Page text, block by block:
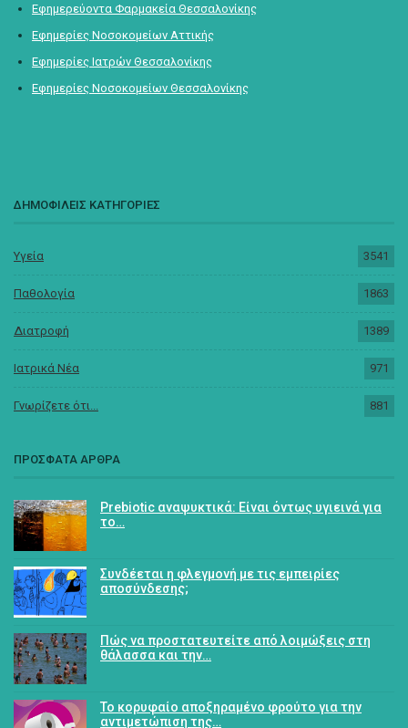
Εφημερεύοντα Φαρμακεία Θεσσαλονίκης
Εφημερίες Νοσοκομείων Αττικής
Εφημερίες Ιατρών Θεσσαλονίκης
Εφημερίες Νοσοκομείων Θεσσαλονίκης
ΔΗΜΟΦΙΛΕΙΣ ΚΑΤΗΓΟΡΙΕΣ
Υγεία 3541
Παθολογία 1863
Διατροφή 1389
Ιατρικά Νέα 971
Γνωρίζετε ότι... 881
ΠΡΟΣΦΑΤΑ ΑΡΘΡΑ
Prebiotic αναψυκτικά: Είναι όντως υγιεινά για
το…
Συνδέεται η φλεγμονή με τις εμπειρίες
αποσύνδεσης;
Πώς να προστατευτείτε από λοιμώξεις στη
θάλασσα και την…
Το κορυφαίο αποξηραμένο φρούτο για την
αντιμετώπιση της…